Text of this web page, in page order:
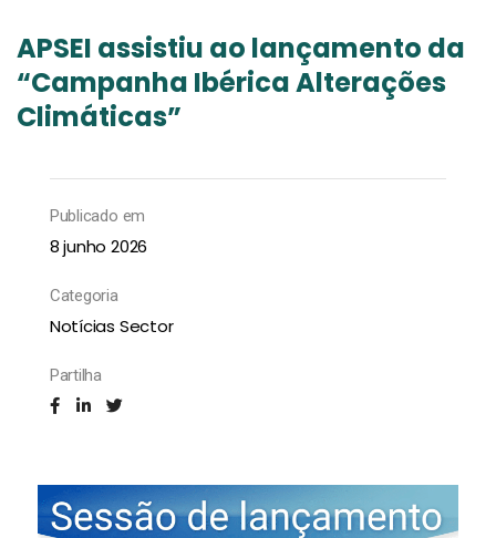
APSEI assistiu ao lançamento da
“Campanha Ibérica Alterações
Climáticas”
Publicado em
8 junho 2026
Categoria
Notícias Sector
Partilha